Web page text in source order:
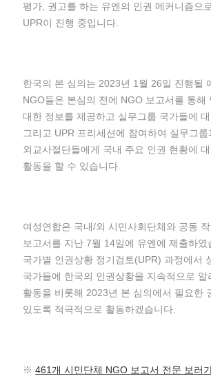
평가, 권고를 하는 유엔의 인권 메커니즘으
UPR이 진행 중입니다.
한국의 본 심의는 2023년 1월 26일 진행될
NGO들은 본심의 전에 NGO 보고서를 통해
대한 정보를 제공하고 실무그룹 국가들에 대
그리고 UPR 프리세션에 참여하여 실무그룹
외교사절단들에게 국내 주요 인권 현황에
활동을 할 수 있습니다.
여성연합은 국내/외 시민사회단체와 공동
보고서를 지난 7월 14일에 유엔에 제출하였
국가별 인권상황 정기검토(UPR) 과정에서
국가들에 한국의 인권상황을 지속적으로 알
활동을 비롯해 2023년 본 심의에서 필요한
있도록 적극적으로 활동하겠습니다.
※461 개 시민단체 NGO 보고서 전문 보러